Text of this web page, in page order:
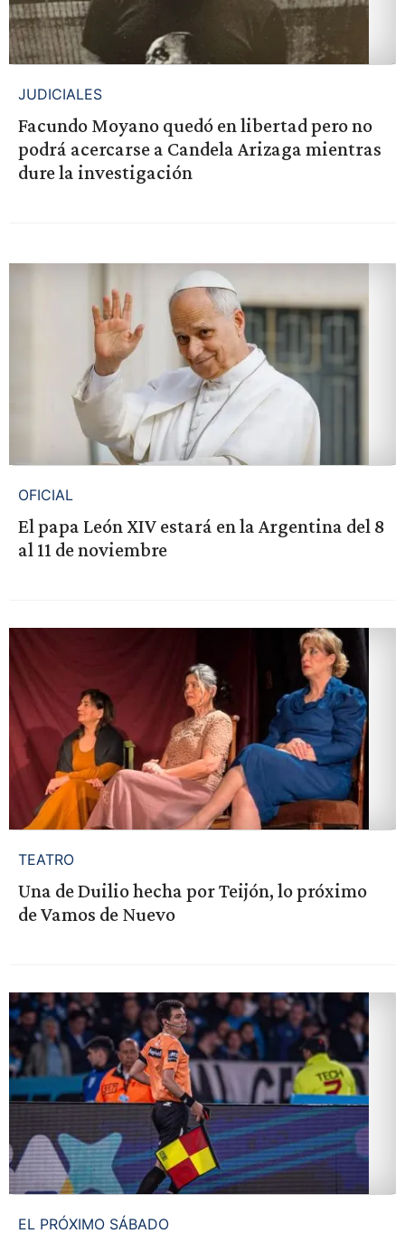
JUDICIALES
Facundo Moyano quedó en libertad pero no
podrá acercarse a Candela Arizaga mientras
dure la investigación
OFICIAL
El papa León XIV estará en la Argentina del 8
al 11 de noviembre
TEATRO
Una de Duilio hecha por Teijón, lo próximo
de Vamos de Nuevo
EL PRÓXIMO SÁBADO